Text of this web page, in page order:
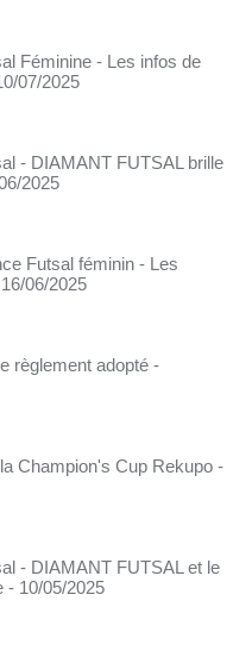
Féminine - Les infos de
07/2025
- DIAMANT FUTSAL brille
2025
Futsal féminin - Les
06/2025
règlement adopté -
Champion's Cup Rekupo -
- DIAMANT FUTSAL et le
- 10/05/2025